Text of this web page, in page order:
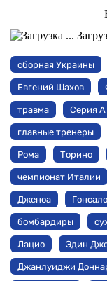
сборная Украины
Евгений Шахов
травма Серия А
главные тренеры
Рома Торино
чемпионат Италии
Дженоа
бомбардиры
Лацио Эдин
Джанлуиджи